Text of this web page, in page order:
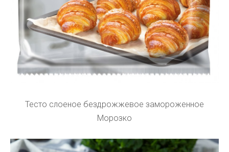
Тесто слоеное бездрожжевое замороженное
Морозко